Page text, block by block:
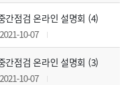
간점검 온라인 설명회 (4)
2021-10-07
간점검 온라인 설명회 (3)
2021-10-07